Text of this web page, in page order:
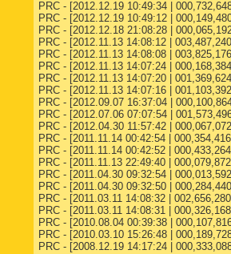
PRC - [2012.12.19 10:49:34 |
PRC - [2012.12.19 10:49:12 |
PRC - [2012.12.18 21:08:28 |
PRC - [2012.11.13 14:08:12 |
PRC - [2012.11.13 14:08:08 |
PRC - [2012.11.13 14:07:24 |
PRC - [2012.11.13 14:07:20 |
PRC - [2012.11.13 14:07:16 |
PRC - [2012.09.07 16:37:04 |
PRC - [2012.07.06 07:07:54 |
PRC - [2012.04.30 11:57:42 |
PRC - [2011.11.14 00:42:54 |
PRC - [2011.11.14 00:42:52 |
PRC - [2011.11.13 22:49:40 |
PRC - [2011.04.30 09:32:54 |
PRC - [2011.04.30 09:32:50 |
PRC - [2011.03.11 14:08:32 |
PRC - [2011.03.11 14:08:31 |
PRC - [2010.08.04 00:39:38 |
PRC - [2010.03.10 15:26:48 |
PRC - [2008.12.19 14:17:24 |